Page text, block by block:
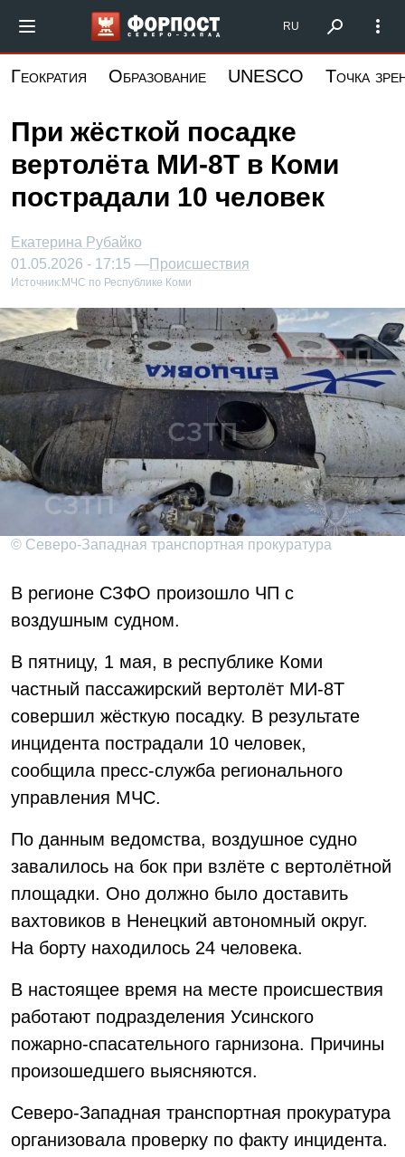
основному
Форпост Северо-Запад
RU
Геократия Образование UNESCO Точка
При жёсткой посадке
вертолёта МИ-8Т в Коми
пострадали 10 человек
Екатерина Рубайко
01.05.2026 - 17:15 —Происшествия
Источник: МЧС по Республике Коми
© Северо-Западная транспортная прокуратура
В регионе СЗФО произошло ЧП с
воздушным судном.
В пятницу, 1 мая, в республике Коми
частный пассажирский вертолёт МИ-8Т
совершил жёсткую посадку. В результате
инцидента пострадали 10 человек,
сообщила пресс-служба регионального
управления МЧС.
По данным ведомства, воздушное судно
завалилось на бок при взлёте с вертолётной
площадки. Оно должно было доставить
вахтовиков в Ненецкий автономный округ.
На борту находилось 24 человека.
В настоящее время на месте происшествия
работают подразделения Усинского
пожарно-спасательного гарнизона. Причины
произошедшего выясняются.
Северо-Западная транспортная прокуратура
организовала проверку по факту инцидента.